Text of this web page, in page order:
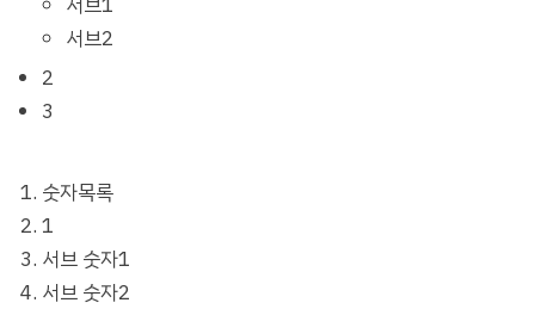
서브2
2
3
숫자목록
1
서브 숫자1
서브 숫자2